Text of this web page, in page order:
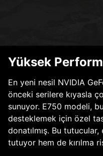
Yüksek
En yeni nesil NVIDIA
önceki serilere kıyasla
sunuyor. E750 modeli,
desteklemek için özel
donatılmış. Bu
tutuyor hem de kırılma